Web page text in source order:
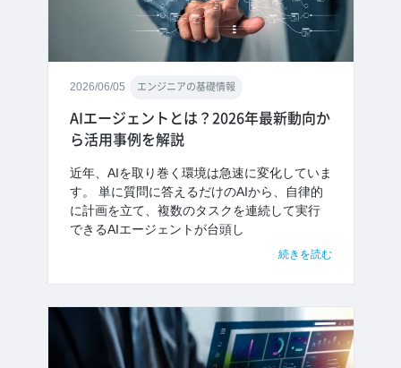
2026/06/05 エンジニアの基礎情報
AIエージェントとは？2026年最新動向か
ら活用事例を解説
近年、AIを取り巻く環境は急速に変化していま
す。 単に質問に答えるだけのAIから、自律的
に計画を立て、複数のタスクを連続して実行
できるAIエージェントが台頭し
続きを読む